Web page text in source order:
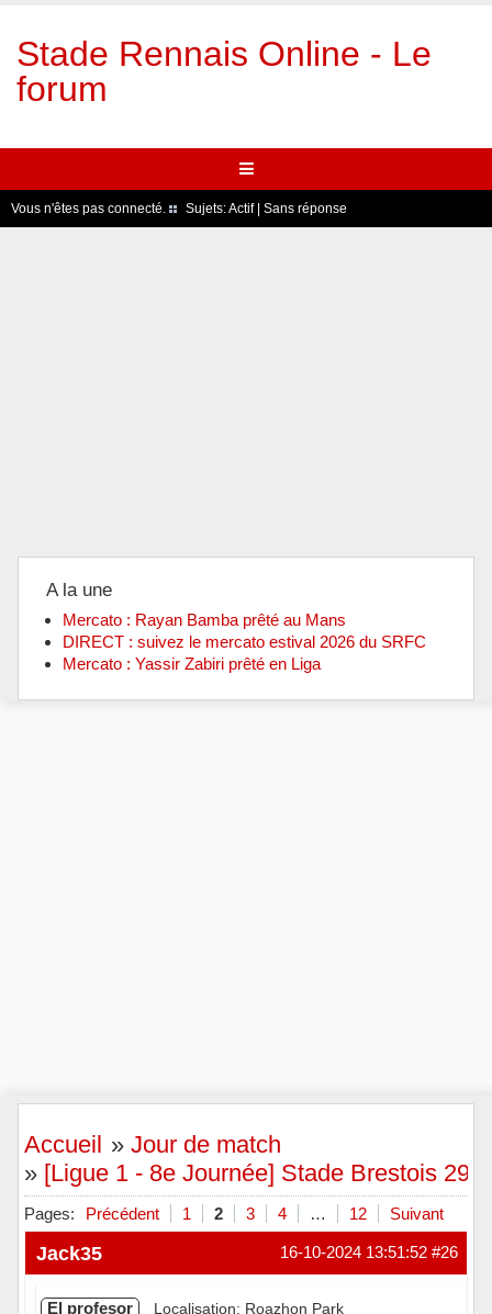
Stade Rennais Online - Le
forum
Vous n'êtes pas connecté. Sujets:Actif| Sans réponse
A la une
Mercato : Rayan Bamba prêté au Mans
DIRECT : suivez le mercato estival 2026 du SRFC
Mercato : Yassir Zabiri prêté en Liga
Accueil »Jour de match
» [Ligue 1 - 8e Journée] Stade Brestois 29
Pages: Précédent 1 2 3 4 … 12 Suivant
#26
16-10-2024 13:51:52
Jack35
El profesor
Localisation: Roazhon Park